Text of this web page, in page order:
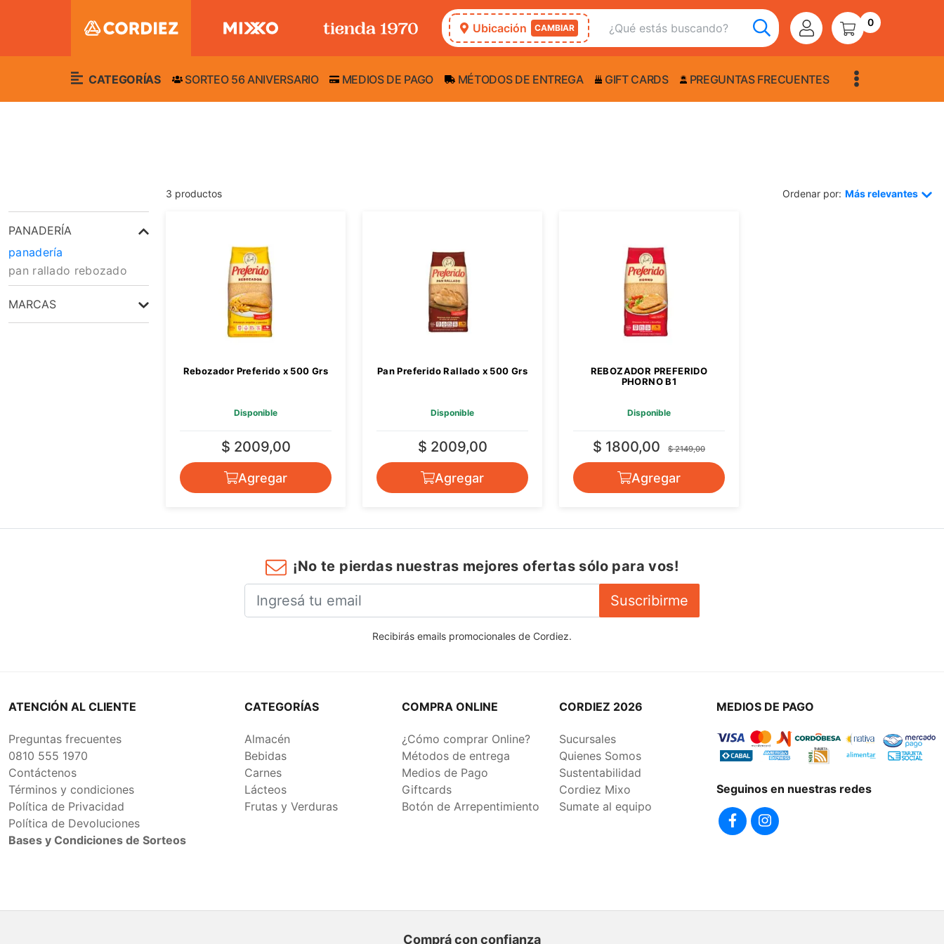
Ubicación CAMBIAR 0
CATEGORÍAS SORTEO 56 ANIVERSARIO MEDIOS DE PAGO MÉTODOS DE ENTREGA GIFT CARDS PREGUNTAS FRECUENTES
3 productos Ordenar por: Más relevantes
PANADERÍA
panadería
pan rallado rebozado
MARCAS
PREFERIDO
Rebozador Preferido x 500 Grs
Disponible
$ 2009,00
Agregar
Pan Preferido Rallado x 500 Grs
Disponible
$ 2009,00
Agregar
REBOZADOR PREFERIDO
PHORNO B1
Disponible
$ 1800,00 $ 2149,00
Agregar
¡No te pierdas nuestras mejores ofertas sólo para vos!
Suscribirme
Recibirás emails promocionales de Cordiez.
ATENCIÓN AL CLIENTE
Preguntas frecuentes
0810 555 1970
Contáctenos
Términos y condiciones
Política de Privacidad
Política de Devoluciones
Bases y Condiciones de Sorteos
CATEGORÍAS
Almacén
Bebidas
Carnes
Lácteos
Frutas y Verduras
COMPRA ONLINE
¿Cómo comprar Online?
Métodos de entrega
Medios de Pago
Giftcards
Botón de Arrepentimiento
CORDIEZ 2026
Sucursales
Quienes Somos
Sustentabilidad
Cordiez Mixo
Sumate al equipo
MEDIOS DE PAGO
Seguinos en nuestras redes
Comprá con confianza